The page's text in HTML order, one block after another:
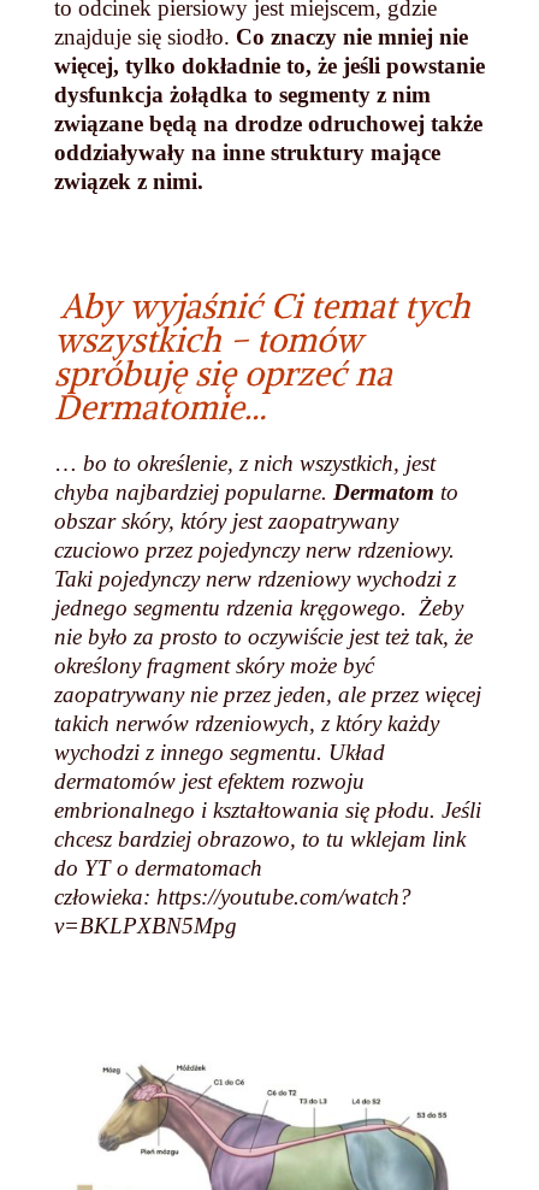
to odcinek piersiowy jest miejscem, gdzie
znajduje się siodło. Co znaczy nie mniej nie
więcej, tylko dokładnie to, że jeśli powstanie
dysfunkcja żołądka to segmenty z nim
związane będą na drodze odruchowej także
oddziaływały na inne struktury mające
związek z nimi.
Aby wyjaśnić Ci temat tych
wszystkich – tomów
spróbuję się oprzeć na
Dermatomie…
… bo to określenie, z nich wszystkich, jest
chyba najbardziej popularne. Dermatom to
obszar skóry, który jest zaopatrywany
czuciowo przez pojedynczy nerw rdzeniowy.
Taki pojedynczy nerw rdzeniowy wychodzi z
jednego segmentu rdzenia kręgowego. Żeby
nie było za prosto to oczywiście jest też tak, że
określony fragment skóry może być
zaopatrywany nie przez jeden, ale przez więcej
takich nerwów rdzeniowych, z który każdy
wychodzi z innego segmentu. Układ
dermatomów jest efektem rozwoju
embrionalnego i kształtowania się płodu. Jeśli
chcesz bardziej obrazowo, to tu wklejam link
do YT o dermatomach
człowieka: https://youtube.com/watch?
v=BKLPXBN5Mpg